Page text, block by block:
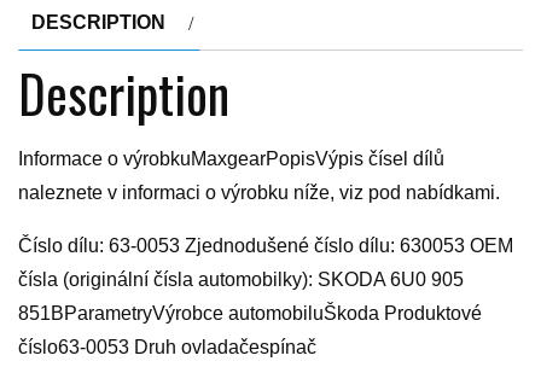
DESCRIPTION
Description
Informace o výrobkuMaxgearPopisVýpis čísel dílů
naleznete v informaci o výrobku níže, viz pod nabídkami.
Číslo dílu: 63-0053 Zjednodušené číslo dílu: 630053 OEM
čísla (originální čísla automobilky): SKODA 6U0 905
851BParametryVýrobce automobiluŠkoda Produktové
číslo63-0053 Druh ovladačespínač